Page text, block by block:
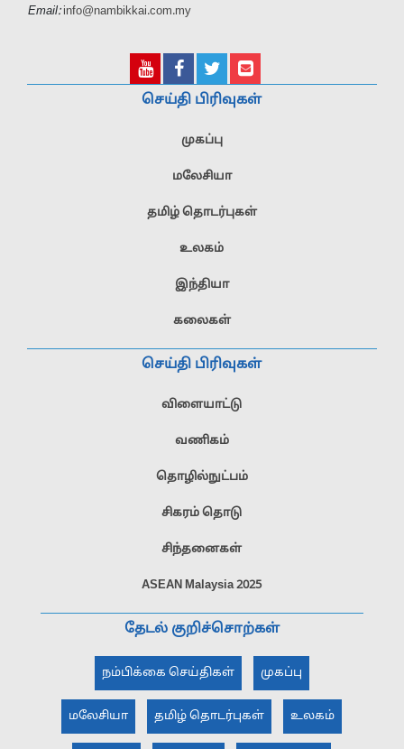
Email: info@nambikkai.com.my
செய்தி பிரிவுகள்
முகப்பு
மலேசியா
தமிழ் தொடர்புகள்
உலகம்
இந்தியா
கலைகள்
செய்தி பிரிவுகள்
விளையாட்டு
வணிகம்
தொழில்நுட்பம்
சிகரம் தொடு
சிந்தனைகள்
ASEAN Malaysia 2025
தேடல் குறிச்சொற்கள்
நம்பிக்கை செய்திகள் முகப்பு
மலேசியா தமிழ் தொடர்புகள் உலகம்